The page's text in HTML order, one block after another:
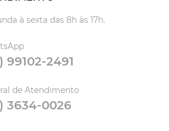
à sexta das 8h às 17h.
99102-2491
de Atendimento
3634-0026